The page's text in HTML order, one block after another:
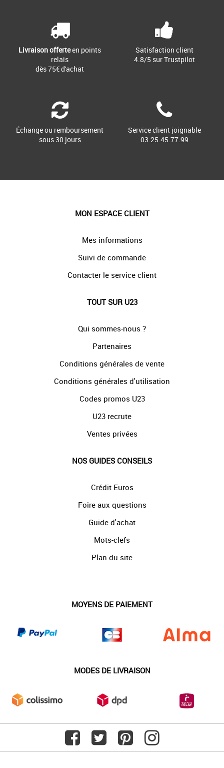
Livraison offerteen points
relais
dès 75€ d'achat
Satisfaction client
4.8/5 sur Trustpilot
Échange ou remboursement
sous 30 jours
Service client joignable
03.25.45.77.99
MON ESPACE CLIENT
Mes informations
Suivi de commande
Contacter le service client
TOUT SUR U23
Qui sommes-nous ?
Partenaires
Conditions générales de vente
Conditions générales d'utilisation
Codes promos U23
U23 recrute
Ventes privées
NOS GUIDES CONSEILS
Crédit Euros
Foire aux questions
Guide d'achat
Mots-clefs
Plan du site
MOYENS DE PAIEMENT
MODES DE LIVRAISON